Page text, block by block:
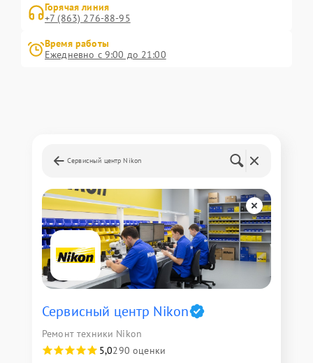
Горячая линия
+7 (863) 276-88-95
Время работы
Ежедневно с 9:00 до 21:00
Сервисный центр Nikon
Сервисный центр Nikon
Ремонт техники Nikon
5,0290 оценки